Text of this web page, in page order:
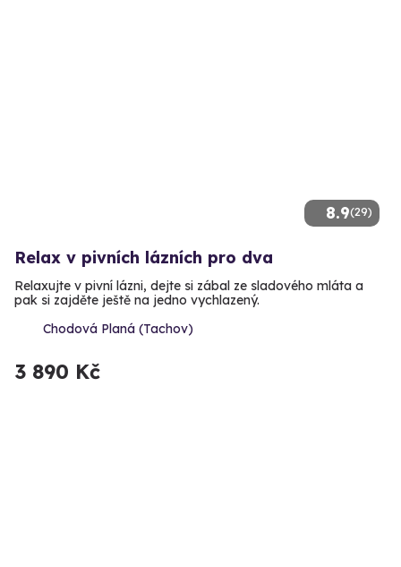
8.9(29)
Relax v pivních lázních pro dva
Relaxujte v pivní lázni, dejte si zábal ze sladového mláta a
pak si zajděte ještě na jedno vychlazený.
Chodová Planá (Tachov)
3 890 Kč